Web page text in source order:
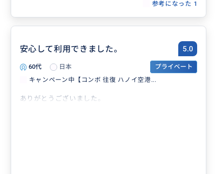
参考になった 1
安心して利用できました。 5.0
60代 日本
プライベート
キャンペーン中【コンボ 往復 ハノイ空港...
ありがとうございました。